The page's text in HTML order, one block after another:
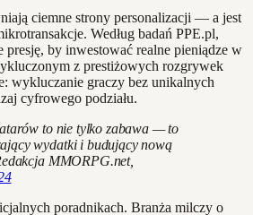
ciemne strony personalizacji — a jest
Według badań PPE.pl,
presję, by inwestować realne pieniądze w
z prestiżowych rozgrywek
wykluczanie graczy bez unikalnych
cyfrowego podziału.
to nie tylko zabawa — to
wydatki i budujący nową
MMORPG.net,
poradnikach. Branża milczy o